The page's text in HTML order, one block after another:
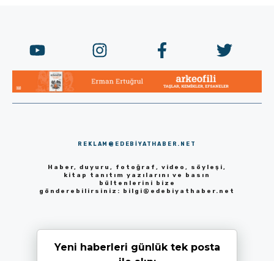
REKLAM@EDEBIYATHABER.NET
Haber, duyuru, fotoğraf, video, söyleşi,
kitap tanıtım yazılarını ve basın
bültenlerini bize
gönderebilirsiniz:
bilgi@edebiyathaber.net
Yeni haberleri günlük tek posta